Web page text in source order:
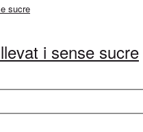
i sense sucre